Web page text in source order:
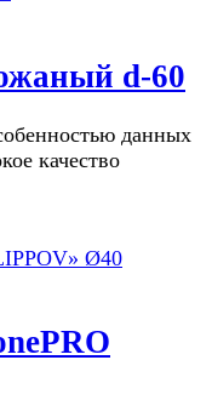
d-60
данных
качество